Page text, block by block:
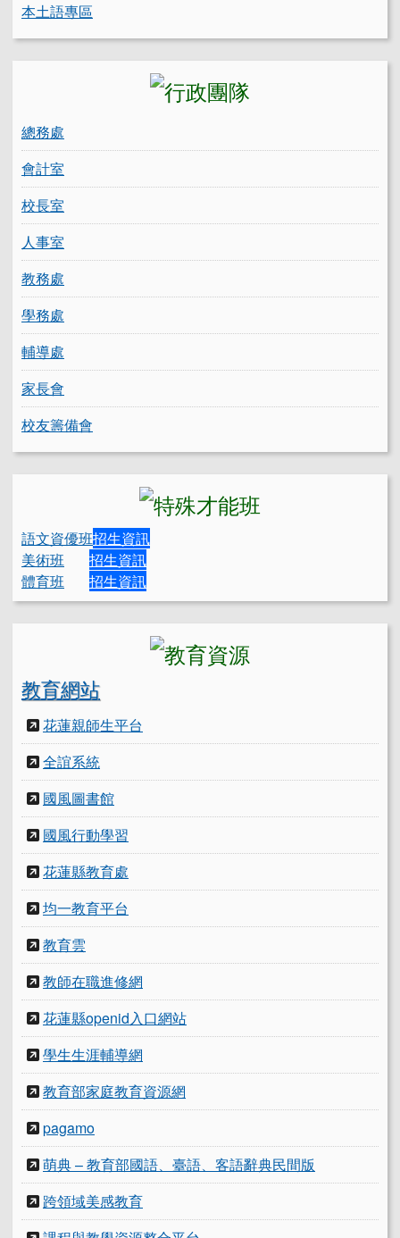
本土語專區
總務處
會計室
校長室
人事室
教務處
學務處
輔導處
家長會
校友籌備會
語文資優班招生資訊
美術班
招生資訊
體育班
招生資訊
教育網站
花蓮親師生平台
全誼系統
國風圖書館
國風行動學習
花蓮縣教育處
均一教育平台
教育雲
教師在職進修網
花蓮縣openid入口網站
學生生涯輔導網
教育部家庭教育資源網
pagamo
萌典 – 教育部國語、臺語、客語辭典民間版
跨領域美感教育